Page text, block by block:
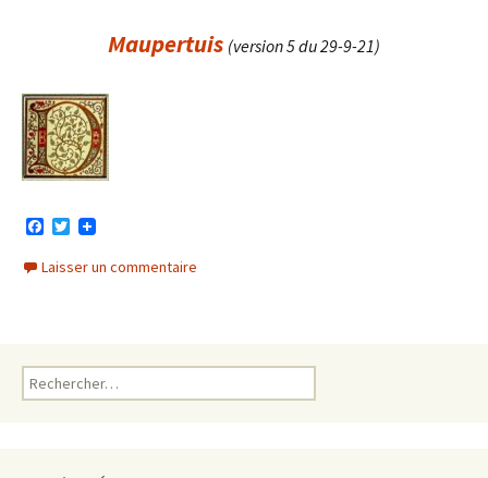
Maupertuis (version 5 du 29-9-21)
c
e
T
i
t
Laisser un commentaire
Rechercher :